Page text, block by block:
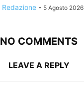
Redazione - 5 Agosto 2026
NO COMMENTS
LEAVE A REPLY